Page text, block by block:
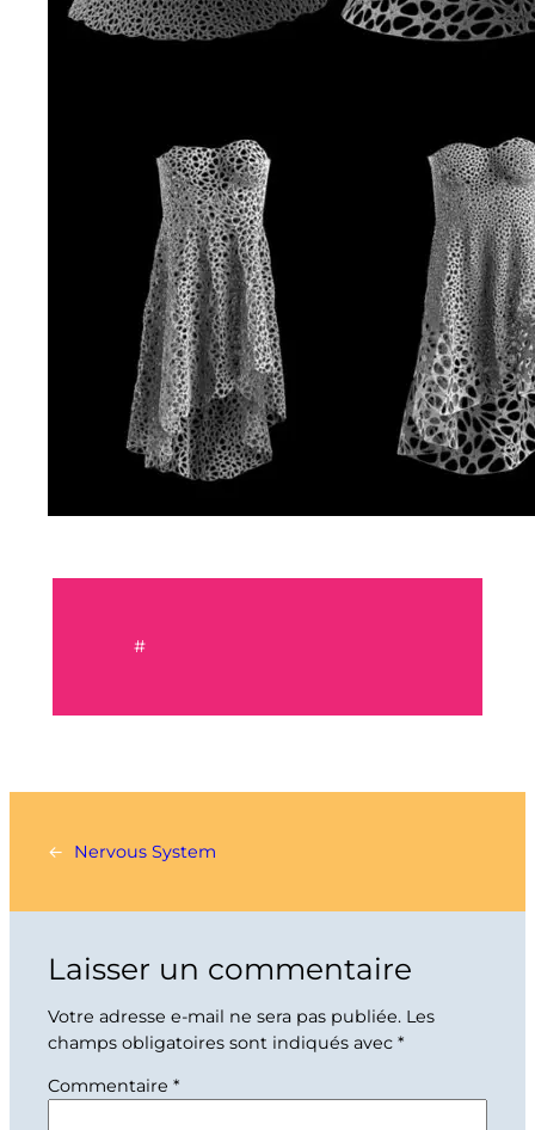
#
← Nervous System
Laisser un commentaire
Votre adresse e-mail ne sera pas publiée. Les
champs obligatoires sont indiqués avec *
Commentaire *